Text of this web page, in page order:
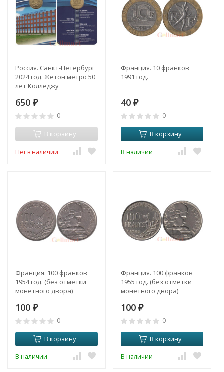
Россия. Санкт-Петербург
2024 год. Жетон метро 50
лет Колледжу
железнодорожного
транспорта.
650 ₽
0
В корзину
Нет в наличии
Франция. 10 франков
1991 год.
40 ₽
0
В корзину
В наличии
Франция. 100 франков
1954 год. (без отметки
монетного двора)
100 ₽
0
В корзину
В наличии
Франция. 100 франков
1955 год. (без отметки
монетного двора)
100 ₽
0
В корзину
В наличии